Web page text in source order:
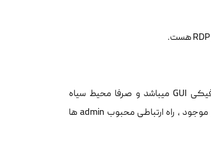
و یا درمورد ارتباط با سیستم عامل های core (منظور سیستم عاملی است که فاقد رابط گرافیکی GUI میباشد و صرفا محیط سیاه
ترمینال(محیط مورد علاقه بنده) به شما میده) مثل ترمینال سوئیچ و یا سایر سیستم عامل های موجود ، راه ارتباطی محبوب admin ها